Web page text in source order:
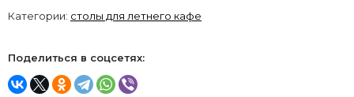
Категории: столы для летнего кафе
Поделиться в соцсетях: